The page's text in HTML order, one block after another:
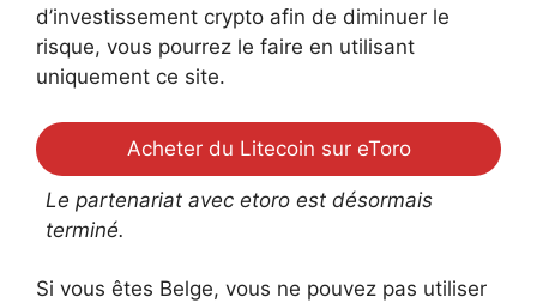
d’investissement crypto afin de diminuer le
risque, vous pourrez le faire en utilisant
uniquement ce site.
Acheter du Litecoin sur eToro
Le partenariat avec etoro est désormais
terminé.
Si vous êtes Belge, vous ne pouvez pas utiliser